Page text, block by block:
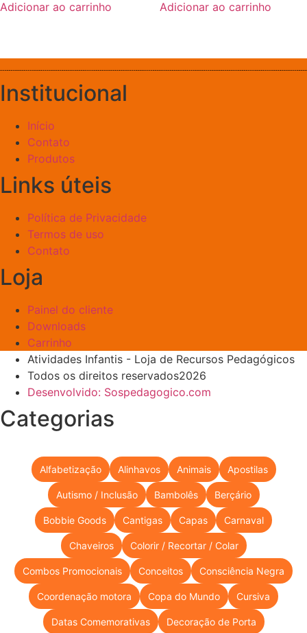
Adicionar ao carrinho Adicionar ao carrinho
Institucional
Início
Contato
Produtos
Links úteis
Política de Privacidade
Termos de uso
Contato
Loja
Painel do cliente
Downloads
Carrinho
Atividades Infantis - Loja de Recursos Pedagógicos
Todos os direitos reservados2026
Desenvolvido: Sospedagogico.com
Categorias
Alfabetização Alinhavos Animais Apostilas
Autismo / Inclusão Bambolês Berçário
Bobbie Goods Cantigas Capas Carnaval
Chaveiros Colorir / Recortar / Colar
Combos Promocionais Conceitos Consciência Negra
Coordenação motora Copa do Mundo Cursiva
Datas Comemorativas Decoração de Porta